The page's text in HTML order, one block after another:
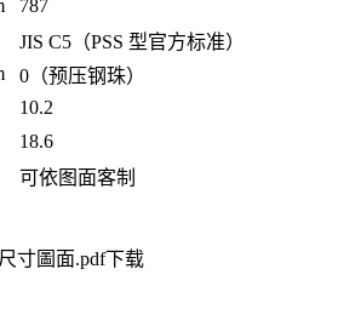
787
JIS C5（PSS 型官方标准）
0（预压钢珠）
10.2
18.6
可依图面客制
寸圖面.pdf下载